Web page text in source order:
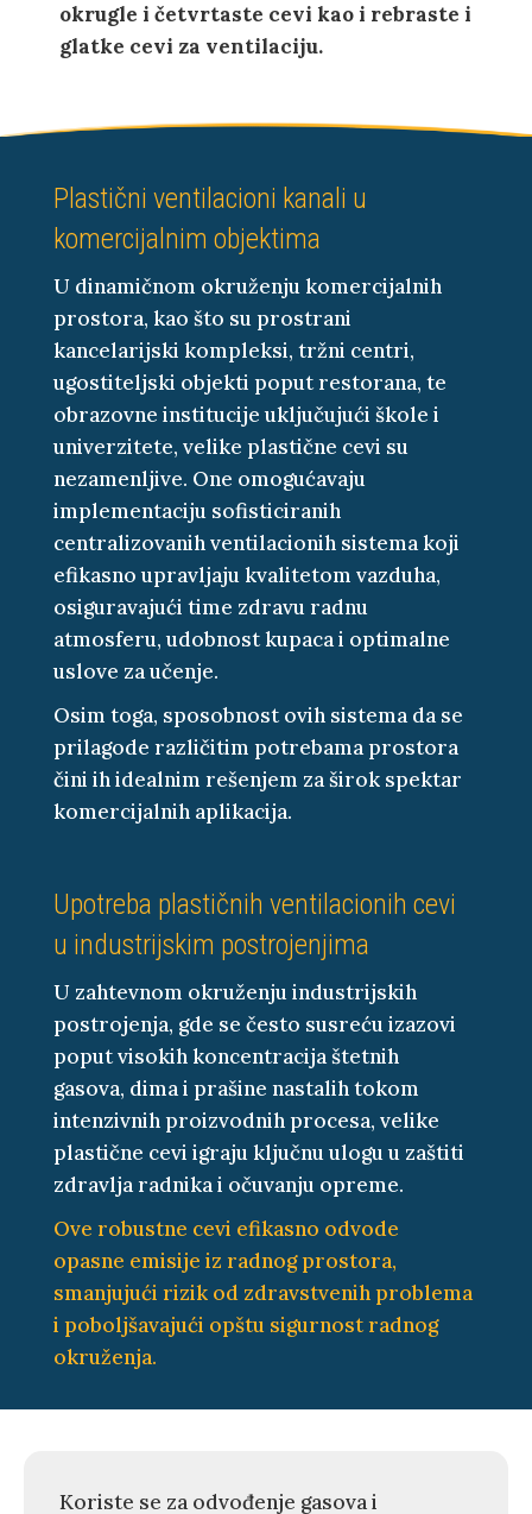
okrugle i četvrtaste cevi kao i rebraste i
glatke cevi za ventilaciju.
Plastični ventilacioni kanali u
komercijalnim objektima
U dinamičnom okruženju komercijalnih
prostora, kao što su prostrani
kancelarijski kompleksi, tržni centri,
ugostiteljski objekti poput restorana, te
obrazovne institucije uključujući škole i
univerzitete, velike plastične cevi su
nezamenljive. One omogućavaju
implementaciju sofisticiranih
centralizovanih ventilacionih sistema koji
efikasno upravljaju kvalitetom vazduha,
osiguravajući time zdravu radnu
atmosferu, udobnost kupaca i optimalne
uslove za učenje.
Osim toga, sposobnost ovih sistema da se
prilagode različitim potrebama prostora
čini ih idealnim rešenjem za širok spektar
komercijalnih aplikacija.
Upotreba plastičnih ventilacionih cevi
u industrijskim postrojenjima
U zahtevnom okruženju industrijskih
postrojenja, gde se često susreću izazovi
poput visokih koncentracija štetnih
gasova, dima i prašine nastalih tokom
intenzivnih proizvodnih procesa, velike
plastične cevi igraju ključnu ulogu u zaštiti
zdravlja radnika i očuvanju opreme.
Ove robustne cevi efikasno odvode
opasne emisije iz radnog prostora,
smanjujući rizik od zdravstvenih problema
i poboljšavajući opštu sigurnost radnog
okruženja.
Koriste se za odvođenje gasova i